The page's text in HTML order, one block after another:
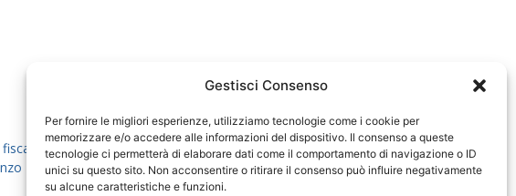
Gestisci Consenso
Per fornire le migliori esperienze, utilizziamo tecnologie come i cookie per
memorizzare e/o accedere alle informazioni del dispositivo. Il consenso a queste
tecnologie ci permetterà di elaborare dati come il comportamento di navigazione o ID
unici su questo sito. Non acconsentire o ritirare il consenso può influire negativamente
su alcune caratteristiche e funzioni.
80069130583
D'Anna